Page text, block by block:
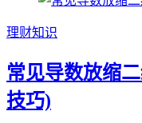
理财知识
常见导数放缩
技巧)